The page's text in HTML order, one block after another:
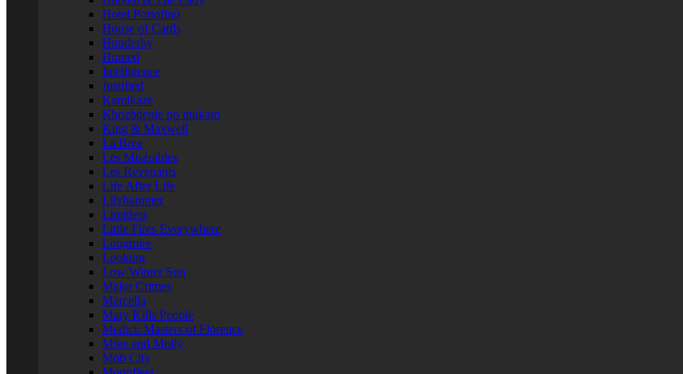
Hotel Portofino
House of Cards
Hunderby
Hunted
Intelligence
Justified
Kamikaze
Khozhdenie po mukam
King & Maxwell
La Brea
Les Misérables
Les Revenants
Life After Life
Lilyhammer
Limitless
Little Fires Everywhere
Longmire
Looking
Low Winter Sun
Major Crimes
Marcella
Mary Kills People
Medici: Masters of Florence
Mike and Molly
Mob City